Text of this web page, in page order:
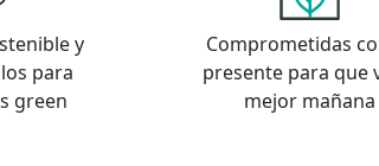
y
para
green
Comprometidas
presente para que
mejor mañana